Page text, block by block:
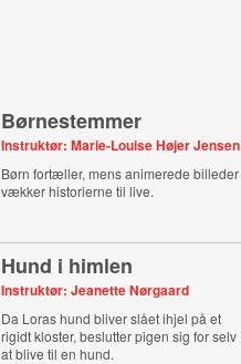
Børnestemmer
Instruktør: Marie-Louise Højer Jensen
Børn fortæller, mens animerede billeder
vækker historierne til live.
Hund i himlen
Instruktør: Jeanette Nørgaard
Da Loras hund bliver slået ihjel på et
rigidt kloster, beslutter pigen sig for selv
at blive til en hund.